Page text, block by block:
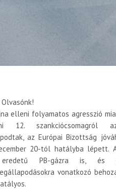
elleni folyamatos agresszió
12. szankciócsomagról
az Európai Bizottság
20-tól hatályba lépett.
PB-gázra is, és
vonatkozó